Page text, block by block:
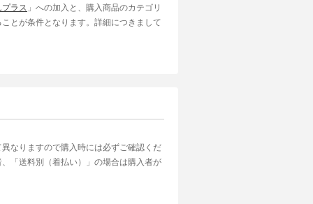
ラス 」への加入と、購入商品のカテゴリ
とが条件となります。詳細につきまして
なりますので購入時には必ずご確認くだ
「送料別（着払い）」の場合は購入者が